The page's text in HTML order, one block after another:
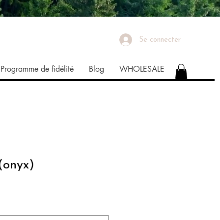
Se connecter
Programme de fidélité Blog WHOLESALE